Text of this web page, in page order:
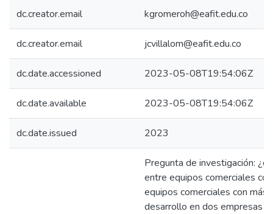
dc.creator.email kgromeroh@eafit.edu.co
dc.creator.email jcvillalom@eafit.edu.co
dc.date.accessioned 2023-05-08T19:54:06Z
dc.date.available 2023-05-08T19:54:06Z
dc.date.issued 2023
Pregunta de investigación:
entre equipos comerciales
equipos comerciales con más
desarrollo en dos empresas